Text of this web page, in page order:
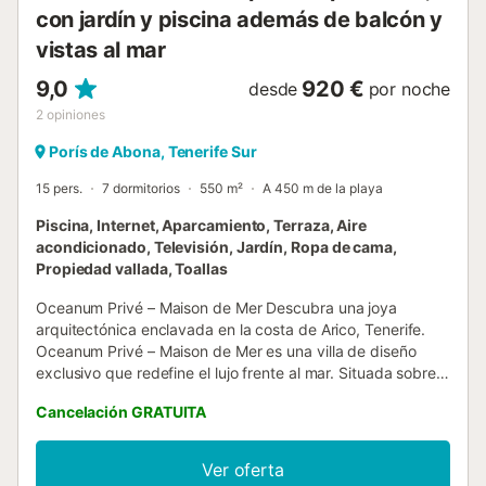
con jardín y piscina además de balcón y
vistas al mar
9,0
2 opiniones
desde 920 € por noche
Porís de Abona, Tenerife Sur
15 pers. 7 dormitorios 550 m² A 450 m de la playa
Piscina, Internet, Aparcamiento, Terraza, Aire
acondicionado, Televisión, Jardín, Ropa de cama,
Propiedad vallada, Toallas
Oceanum Privé – Maison de Mer Descubra una joya
arquitectónica enclavada en la costa de Arico, Tenerife.
Oceanum Privé – Maison de Mer es una villa de diseño
exclusivo que redefine el lujo frente al mar. Situada sobre
experiencia inigualable para hasta 16 huéspedes,
fusionando elegancia contemporánea con la serenidad del
océano. La propiedad se distingue por sus impresionantes
vistas al Atlántico, visibles desde múltiples espacios,
Cancelación GRATUITA
Ver oferta